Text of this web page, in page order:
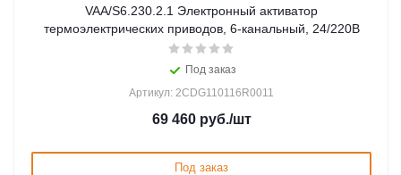
VAA/S6.230.2.1 Электронный активатор
термоэлектрических приводов, 6-канальный, 24/220В
Под заказ
Артикул: 2CDG110116R0011
69 460руб./шт
Под заказ